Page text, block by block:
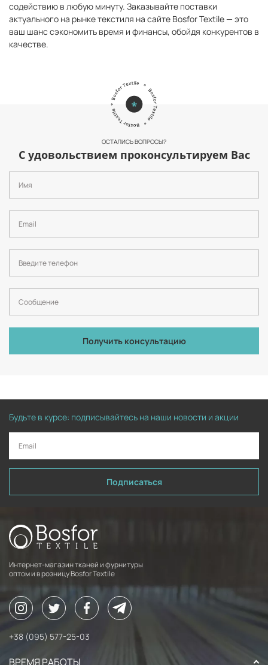
содействию в любую минуту. Заказывайте поставки
актуального на рынке текстиля на сайте Bosfor Textile — это
ваш шанс сэкономить время и финансы, обойдя конкурентов в
качестве.
ОСТАЛИСЬ ВОПРОСЫ?
С удовольствием проконсультируем Вас
Получить консультацию
Будьте в курсе: подписывайтесь на наши новости и акции
Подписаться
Интернет-магазин тканей и фурнитуры
оптом и в розницу Bosfor Textile
+38 (095) 577-25-03
ВРЕМЯ РАБОТЫ